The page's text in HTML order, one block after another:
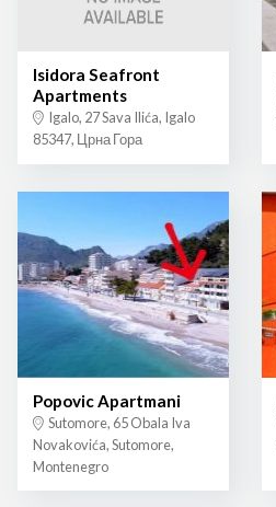
Isidora Seafront
Apartments
Igalo, 27 Sava Ilića, Igalo
85347, Црна Гора
Popovic Apartmani
Sutomore, 65 Obala Iva
Novakovića, Sutomore,
Montenegro